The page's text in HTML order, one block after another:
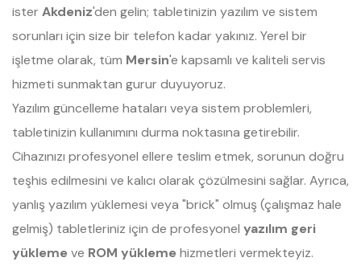
ister Akdeniz'den gelin; tabletinizin yazılım ve sistem
sorunları için size bir telefon kadar yakınız. Yerel bir
işletme olarak, tüm Mersin'e kapsamlı ve kaliteli servis
hizmeti sunmaktan gurur duyuyoruz.
Yazılım güncelleme hataları veya sistem problemleri,
tabletinizin kullanımını durma noktasına getirebilir.
Cihazınızı profesyonel ellere teslim etmek, sorunun doğru
teşhis edilmesini ve kalıcı olarak çözülmesini sağlar. Ayrıca,
yanlış yazılım yüklemesi veya "brick" olmuş (çalışmaz hale
gelmiş) tabletleriniz için de profesyonel yazılım geri
yükleme ve ROM yükleme hizmetleri vermekteyiz.